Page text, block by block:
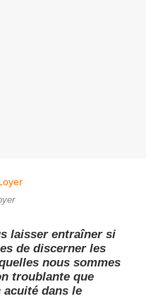
laisser entraîner si
de discerner les
nous sommes
troublante que
acuité dans le